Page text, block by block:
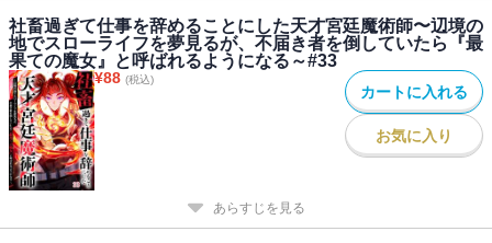
社畜過ぎて仕事を辞めることにした天才宮廷魔術師〜辺境の
地でスローライフを夢見るが、不届き者を倒していたら『最
果ての魔女』と呼ばれるようになる～#33
¥88 (税込)
カートに入れる
お気に入り
あらすじを見る